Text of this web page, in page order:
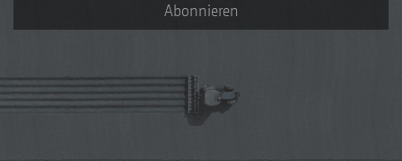
Abonnieren